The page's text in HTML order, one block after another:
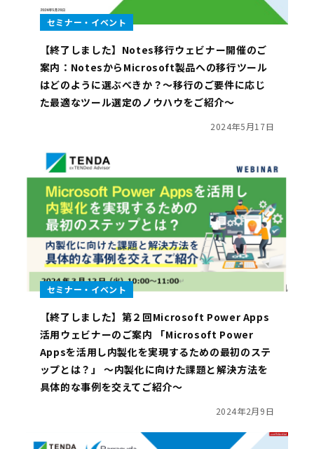
セミナー・イベント
【終了しました】Notes移行ウェビナー開催のご
案内：NotesからMicrosoft製品への移行ツール
はどのように選ぶべきか？～移行のご要件に応じ
た最適なツール選定のノウハウをご紹介～
2024年5月17日
セミナー・イベント
【終了しました】第２回Microsoft Power Apps
活用ウェビナーのご案内 「Microsoft Power
Appsを活用し内製化を実現するための最初のステ
ップとは？」 ～内製化に向けた課題と解決方法を
具体的な事例を交えてご紹介～
2024年2月9日